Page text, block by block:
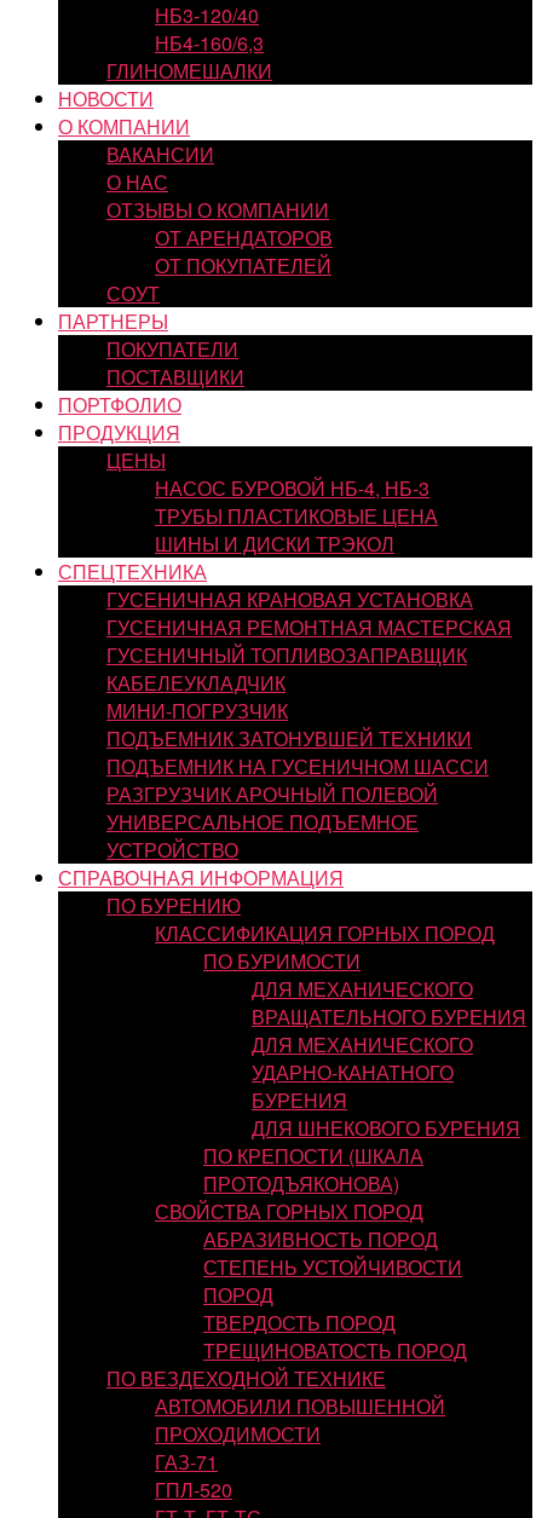
НБ3-120/40
НБ4-160/6,3
ГЛИНОМЕШАЛКИ
НОВОСТИ
О КОМПАНИИ
ВАКАНСИИ
О НАС
ОТЗЫВЫ О КОМПАНИИ
ОТ АРЕНДАТОРОВ
ОТ ПОКУПАТЕЛЕЙ
СОУТ
ПАРТНЕРЫ
ПОКУПАТЕЛИ
ПОСТАВЩИКИ
ПОРТФОЛИО
ПРОДУКЦИЯ
ЦЕНЫ
НАСОС БУРОВОЙ НБ-4, НБ-3
ТРУБЫ ПЛАСТИКОВЫЕ ЦЕНА
ШИНЫ И ДИСКИ ТРЭКОЛ
СПЕЦТЕХНИКА
ГУСЕНИЧНАЯ КРАНОВАЯ УСТАНОВКА
ГУСЕНИЧНАЯ РЕМОНТНАЯ МАСТЕРСКАЯ
ГУСЕНИЧНЫЙ ТОПЛИВОЗАПРАВЩИК
КАБЕЛЕУКЛАДЧИК
МИНИ-ПОГРУЗЧИК
ПОДЪЕМНИК ЗАТОНУВШЕЙ ТЕХНИКИ
ПОДЪЕМНИК НА ГУСЕНИЧНОМ ШАССИ
РАЗГРУЗЧИК АРОЧНЫЙ ПОЛЕВОЙ
УНИВЕРСАЛЬНОЕ ПОДЪЕМНОЕ
УСТРОЙСТВО
СПРАВОЧНАЯ ИНФОРМАЦИЯ
ПО БУРЕНИЮ
КЛАССИФИКАЦИЯ ГОРНЫХ ПОРОД
ПО БУРИМОСТИ
ДЛЯ МЕХАНИЧЕСКОГО
ВРАЩАТЕЛЬНОГО БУРЕНИЯ
ДЛЯ МЕХАНИЧЕСКОГО
УДАРНО-КАНАТНОГО
БУРЕНИЯ
ДЛЯ ШНЕКОВОГО БУРЕНИЯ
ПО КРЕПОСТИ (ШКАЛА
ПРОТОДЪЯКОНОВА)
СВОЙСТВА ГОРНЫХ ПОРОД
АБРАЗИВНОСТЬ ПОРОД
СТЕПЕНЬ УСТОЙЧИВОСТИ
ПОРОД
ТВЕРДОСТЬ ПОРОД
ТРЕЩИНОВАТОСТЬ ПОРОД
ПО ВЕЗДЕХОДНОЙ ТЕХНИКЕ
АВТОМОБИЛИ ПОВЫШЕННОЙ
ПРОХОДИМОСТИ
ГАЗ-71
ГПЛ-520